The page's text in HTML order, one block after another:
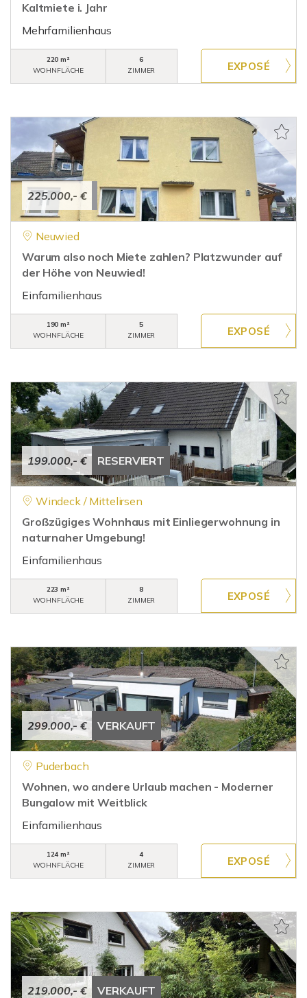
Kaltmiete i. Jahr
Mehrfamilienhaus
220 m²
WOHNFLÄCHE
6
ZIMMER
225.000,- €
Neuwied
Warum also noch Miete zahlen? Platzwunder auf
der Höhe von Neuwied!
Einfamilienhaus
190 m²
WOHNFLÄCHE
5
ZIMMER
199.000,- € RESERVIERT
Windeck / Mittelirsen
Großzügiges Wohnhaus mit Einliegerwohnung in
naturnaher Umgebung!
Einfamilienhaus
223 m²
WOHNFLÄCHE
8
ZIMMER
299.000,- € VERKAUFT
Puderbach
Wohnen, wo andere Urlaub machen - Moderner
Bungalow mit Weitblick
Einfamilienhaus
124 m²
WOHNFLÄCHE
4
ZIMMER
219.000,- € VERKAUFT